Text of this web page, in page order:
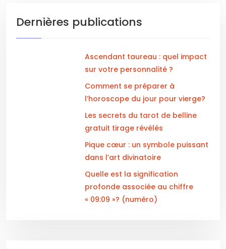
Dernières publications
Ascendant taureau : quel impact
sur votre personnalité ?
Comment se préparer à
l’horoscope du jour pour vierge?
Les secrets du tarot de belline
gratuit tirage révélés
Pique cœur : un symbole puissant
dans l’art divinatoire
Quelle est la signification
profonde associée au chiffre
« 09:09 »? (numéro)